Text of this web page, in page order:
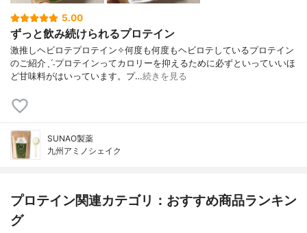
5.00
ずっと飲み続けられるプロテイン
激推しヘビロテプロテイン✧何度も何度もヘビロテしているプロテイン
のご紹介ˎˊ˗プロテインってカロリーを抑えるために必ずといっていいほ
ど甘味料がはいっています。プ…続きを見る
SUNAO製薬
九州アミノシェイク
プロテイン関連カテゴリ：おすすめ商品ランキン
グ